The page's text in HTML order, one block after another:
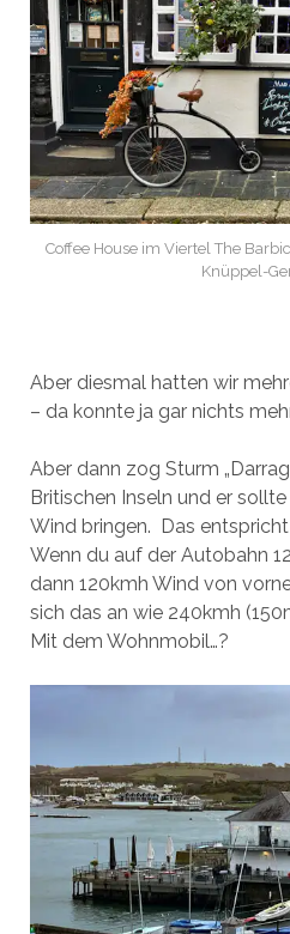
Coffee House im Viertel The
Knüppel-
Aber diesmal hatten wir
– da konnte ja gar nichts
Aber dann zog Sturm
Britischen Inseln und er
Wind bringen. Das
Wenn du auf der Autobahn
dann 120kmh Wind von
sich das an wie 240kmh
Mit dem Wohnmobil…?